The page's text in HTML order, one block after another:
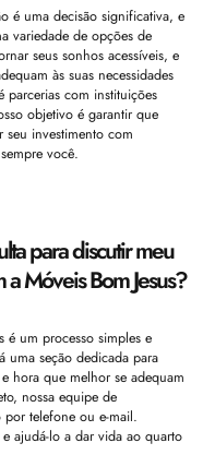
é uma decisão significativa, e
variedade de opções de
seus sonhos acessíveis, e
às suas necessidades
parcerias com instituições
objetivo é garantir que
seu investimento com
você.
para discutir meu
Móveis Bom Jesus?
é um processo simples e
uma seção dedicada para
hora que melhor se adequam
nossa equipe de
por telefone ou e-mail.
ajudá-lo a dar vida ao quarto